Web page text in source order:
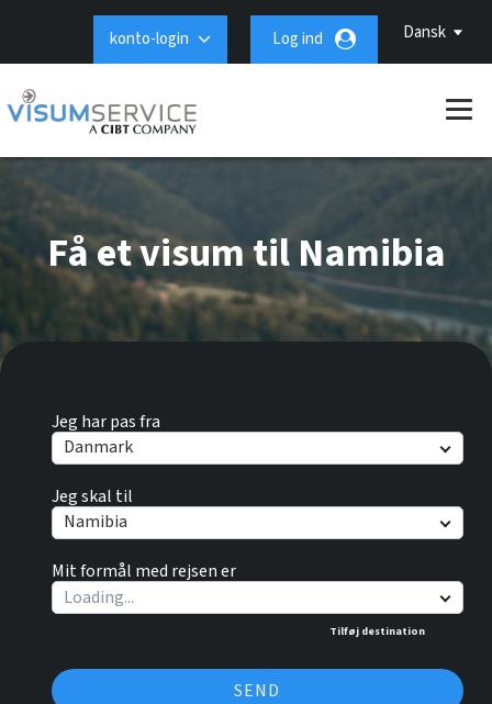
Dansk
konto-login Log ind
Jeg har pas fra
Danmark
Jeg skal til
Namibia
Mit formål med rejsen er
Tilføj destination
SEND
Få et visum til Namibia